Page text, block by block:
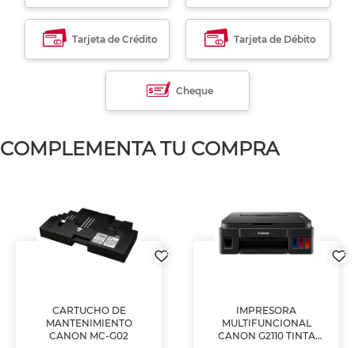
Tarjeta de Crédito Tarjeta de Débito
Cheque
COMPLEMENTA TU COMPRA
CARTUCHO DE
MANTENIMIENTO
CANON MC-G02
IMPRESORA
MULTIFUNCIONAL
CANON G2110 TINTA